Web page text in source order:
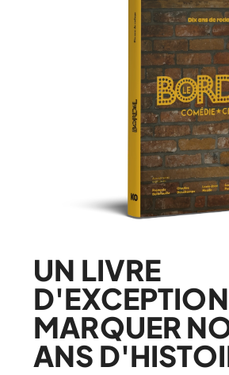
UN LIVRE
MARQUER
ANS